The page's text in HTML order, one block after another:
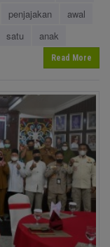
penjajakan
awal
satu
anak
Read More